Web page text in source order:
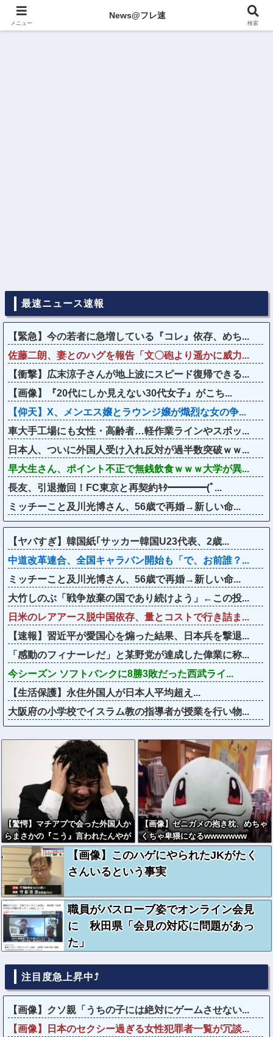
最速ニュース速報
【緊急】今の若者に急増している『コレ』依存、めち...
佐藤二朗、妻とのハグを報告「文〇砲より遥かに威力...
【衝撃】広末涼子さんが地上波にスピード復帰できる...
【画像】『20代にしか見えない30代女子』がこち...
【仰天】X、メンエス嬢とラウンジ嬢が熾烈な女の争...
車大手工場にも女性・高齢者…軽作業ラインやスポッ...
日本人、ついに外国人受け入れ反対が過半数突破ｗｗ...
早大生さん、ポイント不正で無銭飲食ｗｗｗ大学が異...
長友、引退撤回！FC東京と再契約ｷﾀ━━━━(ﾟ...
ミッチーこと及川光博さん、56歳で再婚→新しい命...
【ヤバすぎ】韓国紙｢サッカー韓国U23代表、2歳...
中道改革連合、全国キャラバン開始も「で、お前誰？...
ミッチーこと及川光博さん、56歳で再婚→新しい命...
大竹しのぶ「戦争放棄の国であり続けよう」←この投...
日米のレアアース脱中国依存、量とコストで行き詰ま...
【速報】習近平が愛国心を煽った結果、日本兵を撃退...
「感動のフィナーレだ」と某野党が達成した偉業に称...
今シーズン ソフトバンクに8勝3敗だった西武ライ...
【生活保護】永住外国人が日本人平均超え...
大阪府の小学校でイスラム教の指導者が授業を行い物...
【驚愕】マチアプで会った外国人か
らまさかの『こう』言われたんやが
これワイ詰みか？？？？？？？
【画像】ゼニガメの抱き枕、めちゃ
くちゃ卑猥になるwwwwwww
【画像】このハゲにやられたJKがたく
さんいるという事実
職員がバスローブ姿でオンライン会見
に 秋田県「会見の対応に問題があっ
た」
注目度急上昇中⤴
【画像】クソ親「うちの子には絶対にゲームさせない...
【画像】日本のセクシー過ぎる女性犯罪者一覧が冗談...
メニュー
News@フレ速
検索